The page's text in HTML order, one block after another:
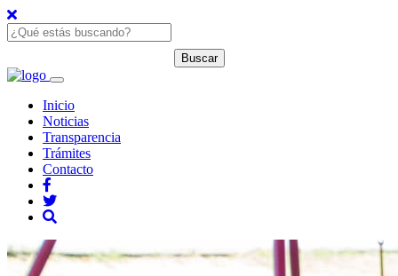
Inicio
Noticias
Transparencia
Trámites
Contacto